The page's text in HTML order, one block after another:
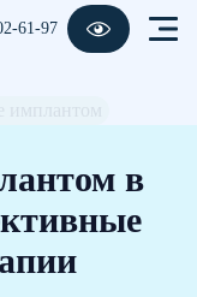
61-97
в